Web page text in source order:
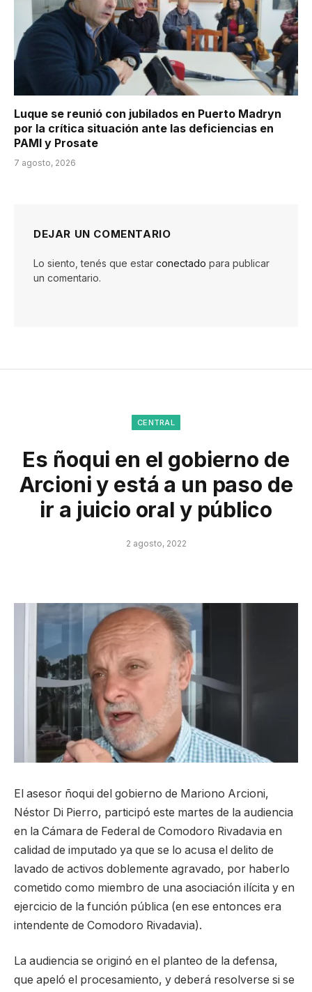
Luque se reunió con jubilados en Puerto Madryn
por la crítica situación ante las deficiencias en
PAMI y Prosate
7 agosto, 2026
DEJAR UN COMENTARIO
Lo siento, tenés que estar conectado para publicar
un comentario.
CENTRAL
Es ñoqui en el gobierno de
Arcioni y está a un paso de
ir a juicio oral y público
2 agosto, 2022
El asesor ñoqui del gobierno de Mariono Arcioni,
Néstor Di Pierro, participó este martes de la audiencia
en la Cámara de Federal de Comodoro Rivadavia en
calidad de imputado ya que se lo acusa el delito de
lavado de activos doblemente agravado, por haberlo
cometido como miembro de una asociación ilícita y en
ejercicio de la función pública (en ese entonces era
intendente de Comodoro Rivadavia).
La audiencia se originó en el planteo de la defensa,
que apeló el procesamiento, y deberá resolverse si se